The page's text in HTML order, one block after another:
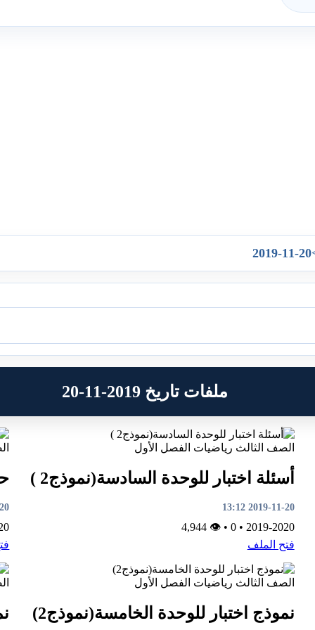
2019-11-20
ملفات تاريخ 2019-11-20
الصف الثالث رياضيات الفصل الأول
أسئلة اختبار للوحدة السادسة(نموذج2 )
2019-11-20 13:12
2019-2020
•
0
•
👁 4,944
فتح الملف
الصف الثالث رياضيات الفصل الأول
نموذج اختبار للوحدة الخامسة(نموذج2)